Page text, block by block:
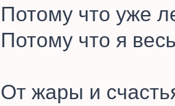
Потому что уже
Потому что я
От жары и